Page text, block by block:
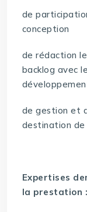
de
conception
de rédaction
backlog avec
de gestion et
destination
Expertises
la prestation :